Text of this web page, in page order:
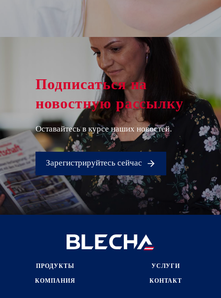
Подписаться на
новостную рассылку
Оставайтесь в курсе наших новостей.
Зарегистрируйтесь сейчас
ПРОДУКТЫ УСЛУГИ
КОМПАНИЯ КОНТАКТ